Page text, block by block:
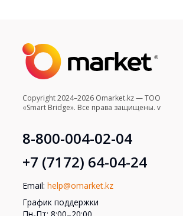
Copyright 2024–2026 Omarket.kz — ТОО
«Smart Bridge». Все права защищены. v
8-800-004-02-04
+7 (7172) 64-04-24
Email: help@omarket.kz
График поддержки